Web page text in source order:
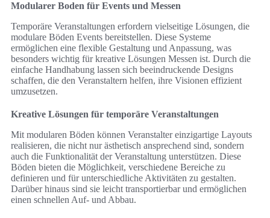
Modularer Boden für Events und Messen
Temporäre Veranstaltungen erfordern vielseitige Lösungen, die
modulare Böden Events bereitstellen. Diese Systeme
ermöglichen eine flexible Gestaltung und Anpassung, was
besonders wichtig für kreative Lösungen Messen ist. Durch die
einfache Handhabung lassen sich beeindruckende Designs
schaffen, die den Veranstaltern helfen, ihre Visionen effizient
umzusetzen.
Kreative Lösungen für temporäre Veranstaltungen
Mit modularen Böden können Veranstalter einzigartige Layouts
realisieren, die nicht nur ästhetisch ansprechend sind, sondern
auch die Funktionalität der Veranstaltung unterstützen. Diese
Böden bieten die Möglichkeit, verschiedene Bereiche zu
definieren und für unterschiedliche Aktivitäten zu gestalten.
Darüber hinaus sind sie leicht transportierbar und ermöglichen
einen schnellen Auf- und Abbau.